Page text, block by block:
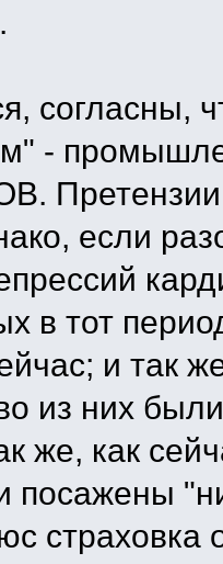
-
если
в тот
и так
из них
же, как
посажены
страховка